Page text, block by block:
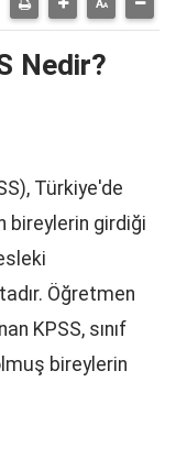
Nedir?
Türkiye'de
bireylerin girdiği
Öğretmen
KPSS, sınıf
bireylerin